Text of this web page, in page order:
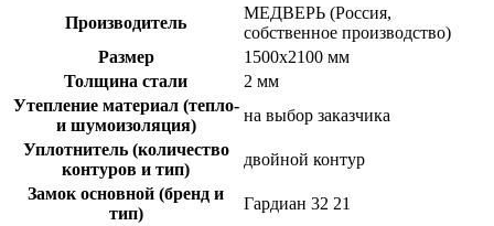
Производитель
МЕДВЕРЬ (Россия,
собственное производство)
Размер
1500х2100 мм
Толщина стали
2 мм
Утепление материал (тепло-
и шумоизоляция)
на выбор заказчика
Уплотнитель (количество
контуров и тип)
двойной контур
Замок основной (бренд и
тип)
Гардиан 32 21